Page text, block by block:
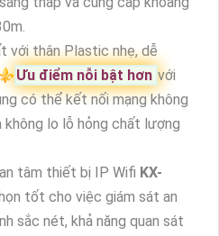
với thân Plastic nhẹ, dễ
⚜️ Ưu điểm nỗi bật hơn với
có thể kết nối mạng không
lo lỗ hỏng chất lượng
tâm thiết bị IP Wifi KX-
tốt cho việc giám sát an
sắc nét, khả năng quan sát